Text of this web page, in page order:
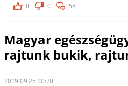
0
0 58
Magyar
rajtunk bukik,
2019.09.25 10:20